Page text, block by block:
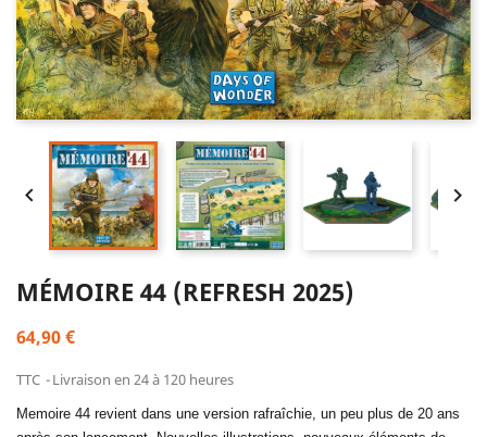
 
MÉMOIRE 44 (REFRESH 2025)
64,90 €
TTC Livraison en 24 à 120 heures
Memoire 44 revient dans une version rafraîchie, un peu plus de 20 ans